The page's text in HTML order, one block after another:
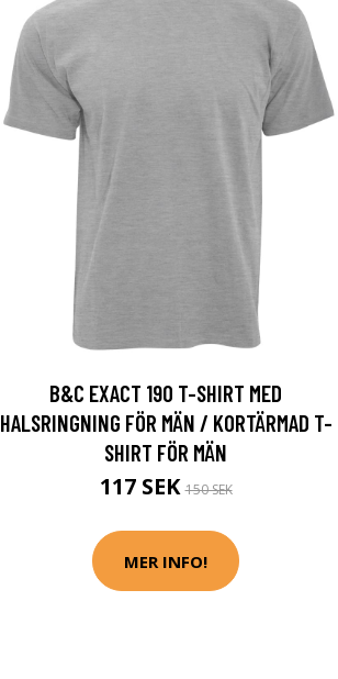
B&C EXACT 190 T-SHIRT MED
HALSRINGNING FÖR MÄN / KORTÄRMAD T-
SHIRT FÖR MÄN
117 SEK150 SEK
MER INFO!